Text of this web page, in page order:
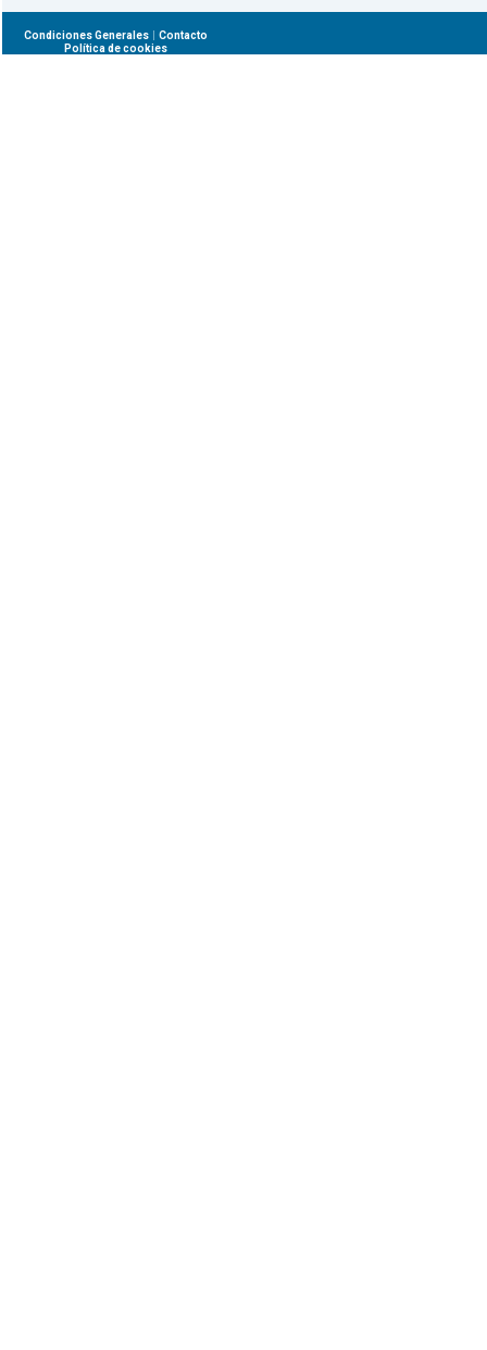
Condiciones Generales| Contacto
Política de cookies